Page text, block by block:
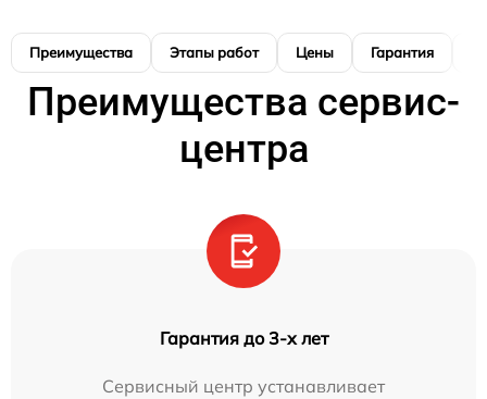
Преимущества Этапы работ Цены Гарантия
Преимущества сервис-
центра
Гарантия до 3-х лет
Сервисный центр устанавливает